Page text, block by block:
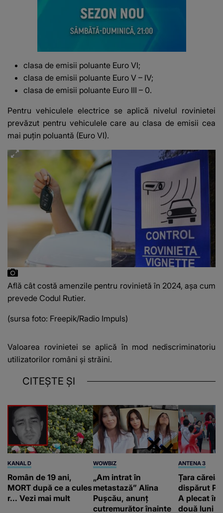
clasa de emisii poluante Euro VI;
clasa de emisii poluante Euro V – IV;
clasa de emisii poluante Euro III – 0.
Pentru vehiculele electrice se aplică nivelul rovinietei
prevăzut pentru vehiculele care au clasa de emisii cea
mai puțin poluantă (Euro VI).
Află cât costă amenzile pentru rovinietă în 2024, așa cum
prevede Codul Rutier.
(sursa foto: Freepik/Radio Impuls)
Valoarea rovinietei se aplică în mod nediscriminatoriu
utilizatorilor români și străini.
CITEȘTE ȘI
KANAL D
Român de 19 ani,
MORT după ce a cules
r... Vezi mai mult
WOWBIZ
„Am intrat în
metastază” Alina
Pușcău, anunț
cutremurător înainte
ANTENA 3
Țara căreia
dispărut
A plecat în
două luni